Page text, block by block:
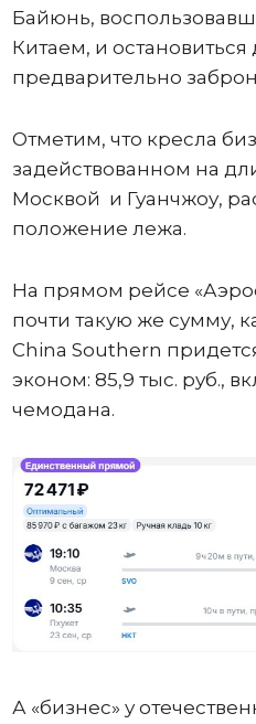
Байюнь,
Китаем, и остановиться
предварительно
Отметим, что кресла
задействованном на
Москвой и Гуанчжоу,
положение лежа.
На прямом рейсе
почти такую же сумму,
China Southern
эконом: 85,9 тыс. руб.,
чемодана.
А «бизнес» у